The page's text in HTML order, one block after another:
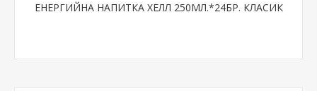
ЕНЕРГИЙНА НАПИТКА ХЕЛЛ 250МЛ.*24БР. КЛАСИК